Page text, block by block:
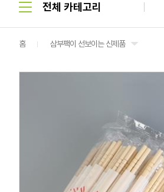
홈 삼부팩이 선보이는 신제품